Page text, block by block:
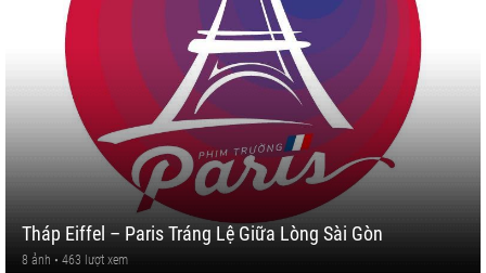
Tháp Eiffel – Paris Tráng Lệ Giữa Lòng Sài Gòn
8 ảnh • 463 lượt xem